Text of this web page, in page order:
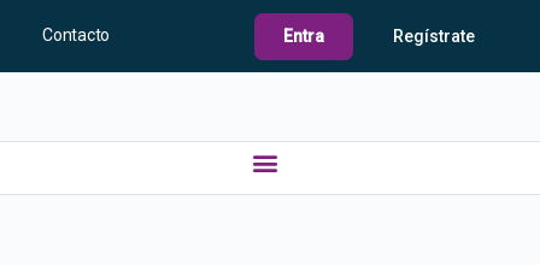
Contacto Entra Regístrate